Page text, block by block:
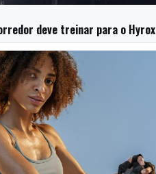
deve treinar para o Hyrox